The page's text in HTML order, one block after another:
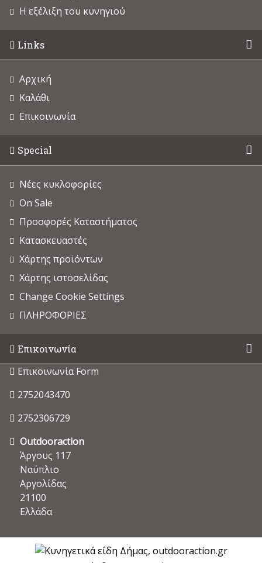
Η εξέλιξη του κυνηγιού
Links
Αρχική
Καλάθι
Επικοινωνία
Special
Νέες κυκλοφορίες
On Sale
Προσφορές Καταστήματος
Κατασκευαστές
Χάρτης προϊόντων
Χάρτης ιστοσελίδας
Change Cookie Settings
ΠΛΗΡΟΦΟΡΙΕΣ
Επικοινωνία
Επικοινωνία Form
2752043470
2752306729
Outdooraction
Άργους 117
Ναύπλιο
Αργολίδας
21100
Ελλάδα